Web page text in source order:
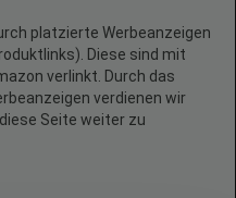
platzierte Werbeanzeigen
Diese sind mit
verlinkt. Durch das
verdienen wir
Seite weiter zu